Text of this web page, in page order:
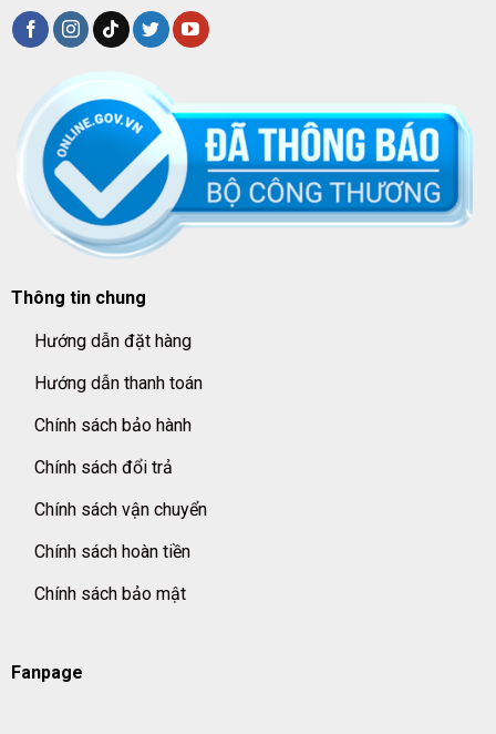
Thông tin chung
Hướng dẫn đặt hàng
Hướng dẫn thanh toán
Chính sách bảo hành
Chính sách đổi trả
Chính sách vận chuyển
Chính sách hoàn tiền
Chính sách bảo mật
Fanpage